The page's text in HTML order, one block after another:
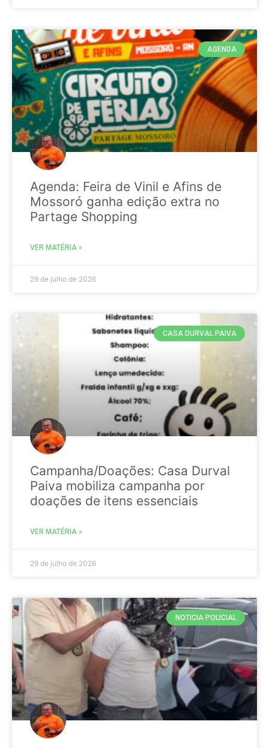
AGENDA
Agenda: Feira de Vinil e Afins de
Mossoró ganha edição extra no
Partage Shopping
VER MATÉRIA »
29 de julho de 2026
CASA DURVAL PAIVA
Campanha/Doações: Casa Durval
Paiva mobiliza campanha por
doações de itens essenciais
VER MATÉRIA »
29 de julho de 2026
NOTICIA POLICIAL